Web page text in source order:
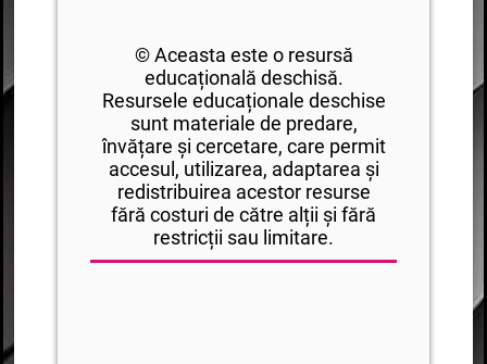
© Aceasta este o resursă
educațională deschisă.
Resursele educaționale deschise
sunt materiale de predare,
învățare și cercetare, care permit
accesul, utilizarea, adaptarea și
redistribuirea acestor resurse
fără costuri de către alții și fără
restricții sau limitare.